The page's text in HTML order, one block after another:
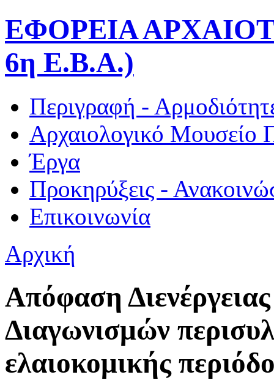
ΕΦΟΡΕΙΑ
6η Ε.Β.Α.)
Περιγραφή -
Αρχαιολογικό Μουσείο
Έργα
Προκηρύξεις -
Επικοινωνία
Αρχική
Απόφαση
Διαγωνισμών
ελαιοκομικής